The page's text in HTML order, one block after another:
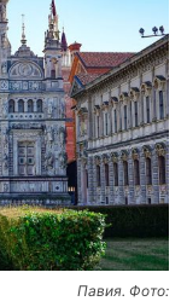
Павия. Фото: